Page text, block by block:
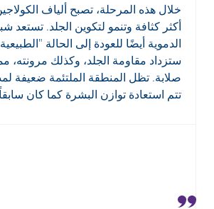
خلال هذه المرحلة، تصبح ألياف
أكثر كثافة وتنمو لتكوين الجلد. تستعد
الدموية أيضًا للعودة إلى الحالة
ستزداد مقاومة الجلد، وكذلك مرونته،
صلابة. تظل المنطقة الملتئمة ضعيفة
تتم استعادة توازن البشرة كما كان